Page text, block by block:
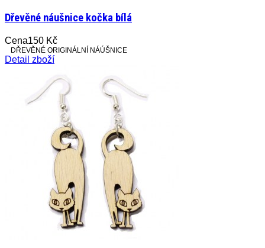
Dřevěné náušnice kočka bílá
Cena150 Kč
DŘEVĚNÉ ORIGINÁLNÍ NÁÚŠNICE
Detail zboží